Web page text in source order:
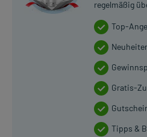
regelmäßig
Top-
Gratis-
Tipps &